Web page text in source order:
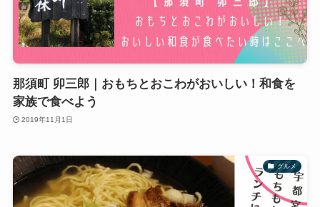
那須町 卯三郎｜おもちとおこわがおいしい！和食を
家族で食べよう
2019年11月1日
グルメ